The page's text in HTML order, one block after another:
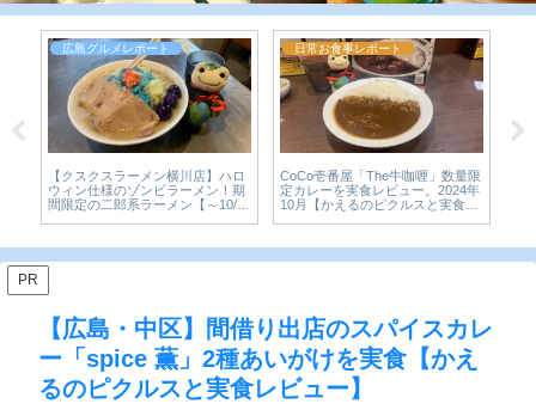
咖喱」数量限
ュー。2024年
ルスと実食レ
広島グルメレポート
【移転しました】【今を楽しめ 祇
園店】行列必死の人気店！ガッツ
リ二郎系ラーメン！【広島グル
広島デザートレポート
【広島・大手町】老舗和菓子
「青柳屋」の濃い京抹茶氷が
気すぎた。宮島純氷×京抹茶
PR
【広島・中区】間借り出店のスパイスカレ
ー「spice 薫」2種あいがけを実食【かえ
るのピクルスと実食レビュー】